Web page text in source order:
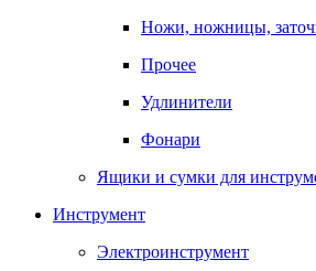
Ножи, ножницы,
Прочее
Удлинители
Фонари
Ящики и сумки для
Инструмент
Электроинструмент